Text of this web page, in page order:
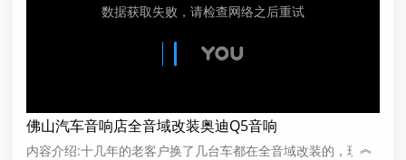
佛山汽车音响店全音域改装奥迪Q5音响
内容介绍:十几年的老客户换了几台车都在全音域改装的，现在
︽